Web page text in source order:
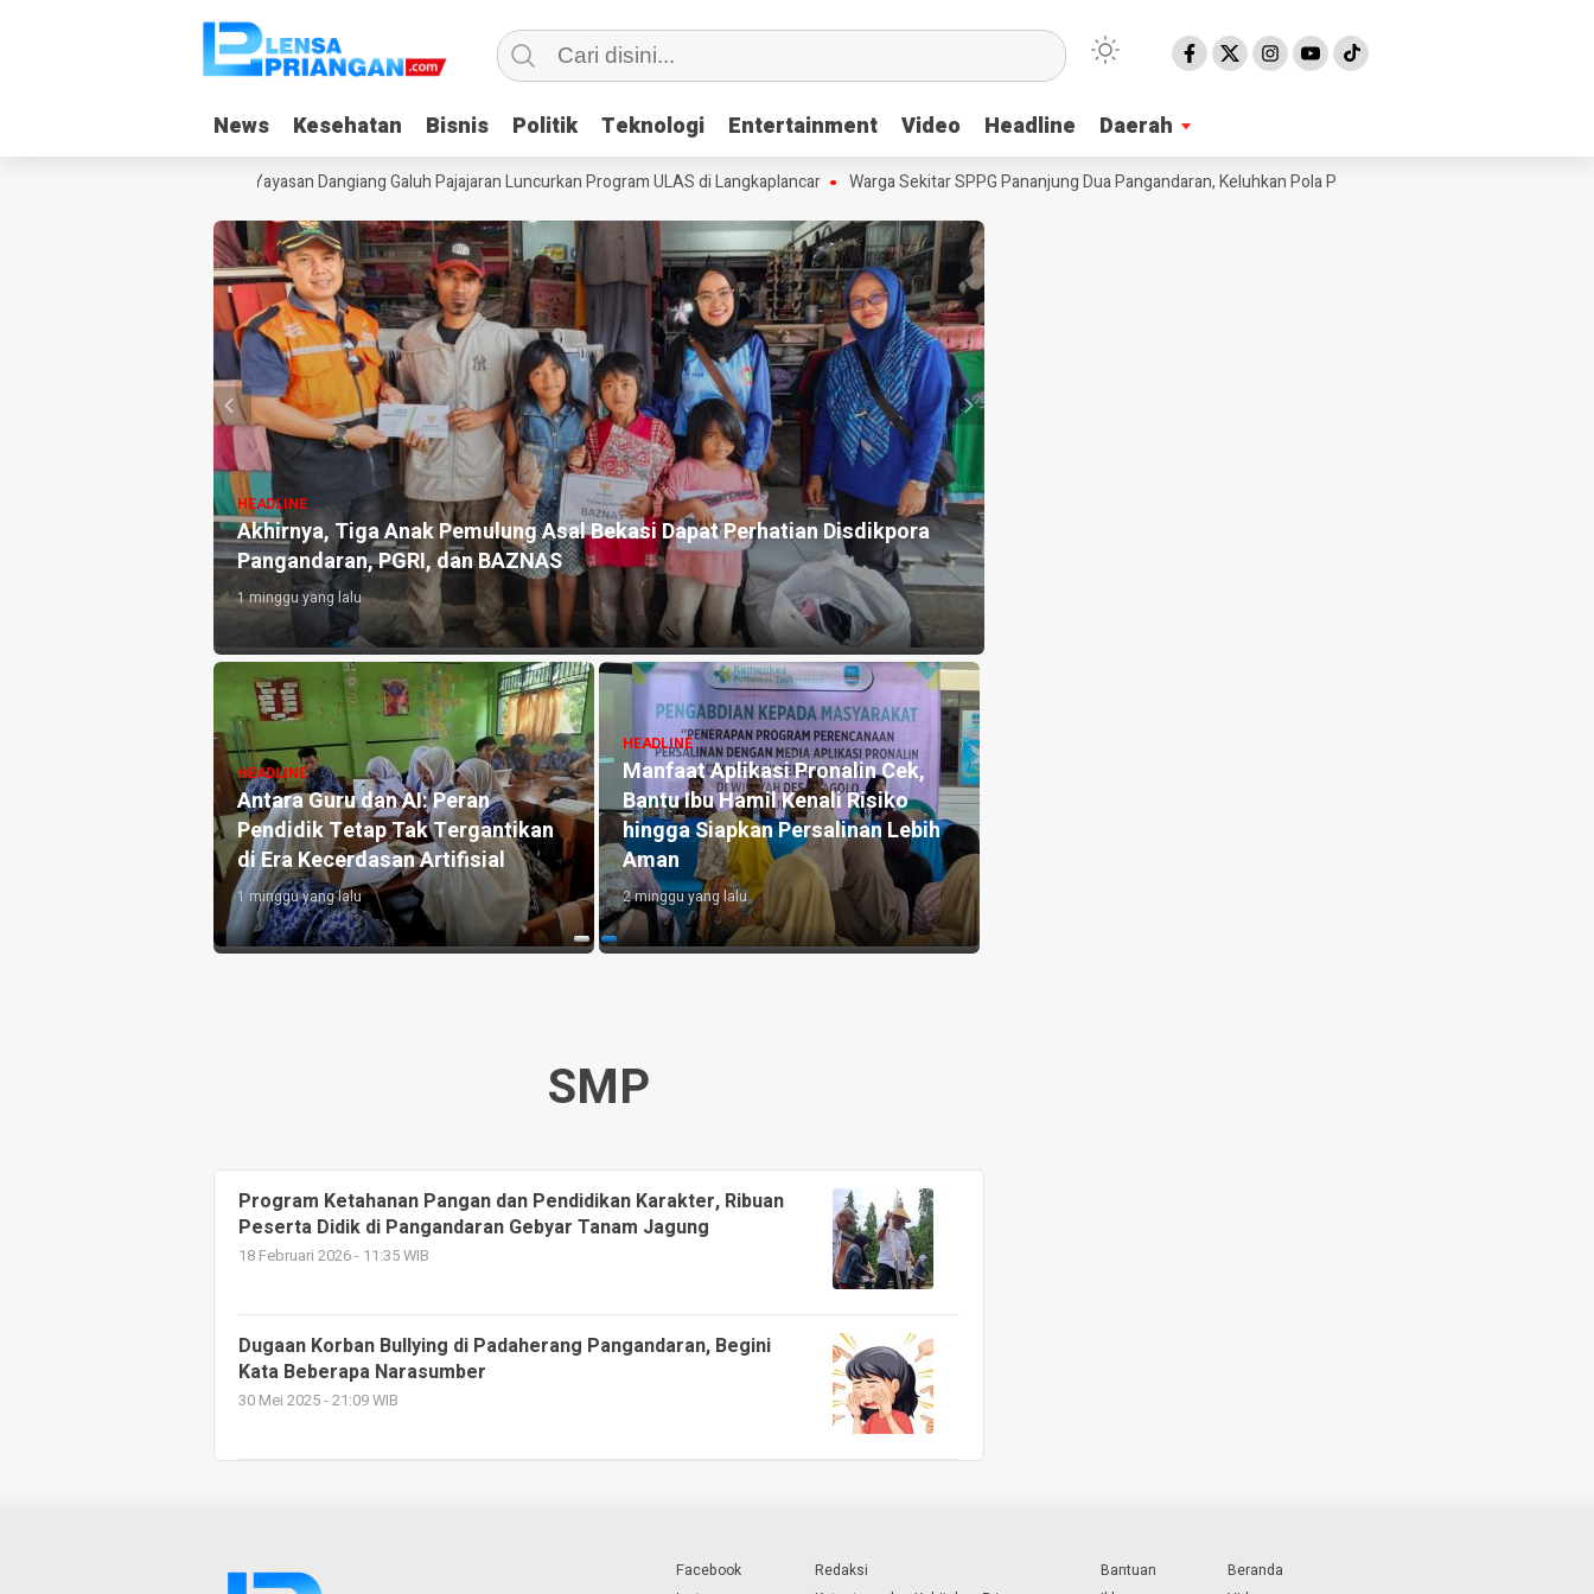
News Kesehatan Bisnis Politik Teknologi Entertainment Video Headline Daerah
News Kesehatan Bisnis Politik Teknologi Entertainment Video Headline Daerah
Gadget Saat Liburan, Yayasan Dangiang Galuh Pajajaran Luncurkan Program ULAS di Langkaplancar Warga Sekitar SPPG Pananjung Dua Pangandaran, Keluhkan Pola Pengadaan Bahan Baku MBG
HEADLINE
Akhirnya, Tiga Anak Pemulung Asal Bekasi Dapat Perhatian Disdikpora
Pangandaran, PGRI, dan BAZNAS
1 minggu yang lalu
HEADLINE
Antara Guru dan AI: Peran
Pendidik Tetap Tak Tergantikan
di Era Kecerdasan Artifisial
1 minggu yang lalu
HEADLINE
Manfaat Aplikasi Pronalin Cek,
Bantu Ibu Hamil Kenali Risiko
hingga Siapkan Persalinan Lebih
Aman
2 minggu yang lalu
SMP
Program Ketahanan Pangan dan Pendidikan Karakter, Ribuan
Peserta Didik di Pangandaran Gebyar Tanam Jagung
18 Februari 2026 - 11:35 WIB
Dugaan Korban Bullying di Padaherang Pangandaran, Begini
Kata Beberapa Narasumber
30 Mei 2025 - 21:09 WIB
Facebook
Redaksi
Bantuan
Beranda